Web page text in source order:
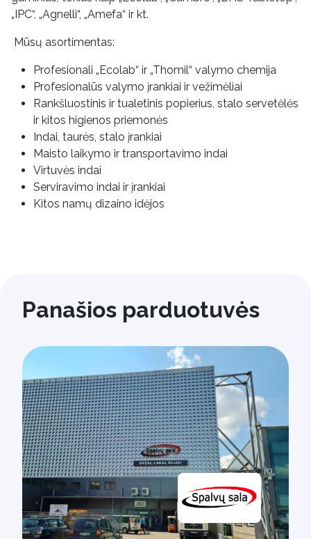
„IPC“, „Agnelli“, „Amefa“ ir kt.
Mūsų asortimentas:
Profesionali „Ecolab“ ir „Thomil“ valymo chemija
Profesionalūs valymo įrankiai ir vežimėliai
Rankšluostinis ir tualetinis popierius, stalo servetėlės
ir kitos higienos priemonės
Indai, taurės, stalo įrankiai
Maisto laikymo ir transportavimo indai
Virtuvės indai
Serviravimo indai ir įrankiai
Kitos namų dizaino idėjos
Panašios parduotuvės